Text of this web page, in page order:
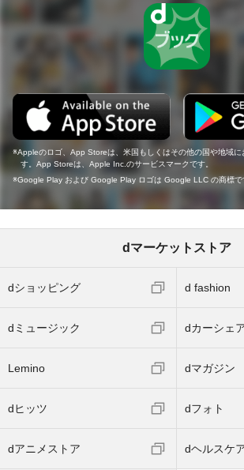
Appleのロゴ、App Storeは、米国もしくはその他の国や地域
す。App Storeは、Apple Inc.のサービスマークです。
Google Play および Google Play ロゴは Google LLC の商標で
dマーケットストア
dショッピング d fashion
dミュージック dカーシェ
Lemino dマガジン
dヒッツ dフォト
dアニメストア dヘルスケ